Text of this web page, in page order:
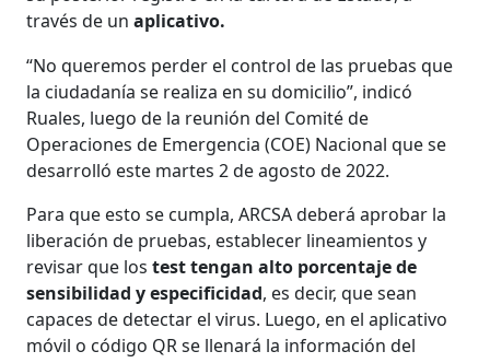
través de unaplicativo.
“No queremos perder el control de las pruebas que
la ciudadanía se realiza en su domicilio”, indicó
Ruales, luego de la reunión del Comité de
Operaciones de Emergencia (COE) Nacional que se
desarrolló este martes 2 de agosto de 2022.
Para que esto se cumpla, ARCSA deberá aprobar la
liberación de pruebas, establecer lineamientos y
revisar que lostest tengan alto porcentaje de
sensibilidad y especificidad, es decir, que sean
capaces de detectar el virus. Luego, en el aplicativo
móvil o código QR se llenará la información del